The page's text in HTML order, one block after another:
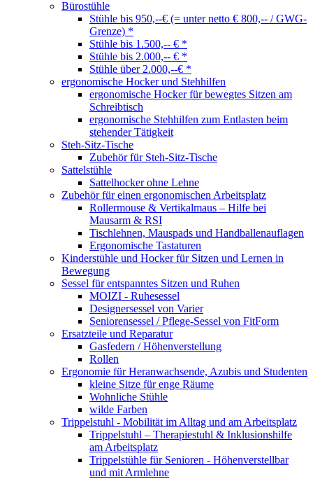
Bürostühle
Stühle bis 950,--€ (= unter netto € 800,-- / GWG-
Grenze) *
Stühle bis 1.500,-- € *
Stühle bis 2.000,-- € *
Stühle über 2.000,--€ *
ergonomische Hocker und Stehhilfen
ergonomische Hocker für bewegtes Sitzen am
Schreibtisch
ergonomische Stehhilfen zum Entlasten beim
stehender Tätigkeit
Steh-Sitz-Tische
Zubehör für Steh-Sitz-Tische
Sattelstühle
Sattelhocker ohne Lehne
Zubehör für einen ergonomischen Arbeitsplatz
Rollermouse & Vertikalmaus – Hilfe bei
Mausarm & RSI
Tischlehnen, Mauspads und Handballenauflagen
Ergonomische Tastaturen
Kinderstühle und Hocker für Sitzen und Lernen in
Bewegung
Sessel für entspanntes Sitzen und Ruhen
MOIZI - Ruhesessel
Designersessel von Varier
Seniorensessel / Pflege-Sessel von FitForm
Ersatzteile und Reparatur
Gasfedern / Höhenverstellung
Rollen
Ergonomie für Heranwachsende, Azubis und Studenten
kleine Sitze für enge Räume
Wohnliche Stühle
wilde Farben
Trippelstuhl - Mobilität im Alltag und am Arbeitsplatz
Trippelstuhl – Therapiestuhl & Inklusionshilfe
am Arbeitsplatz
Trippelstühle für Senioren - Höhenverstellbar
und mit Armlehne